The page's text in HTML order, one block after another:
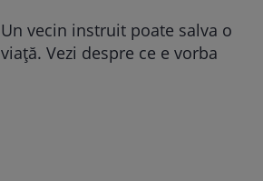
Un vecin instruit poate salva o
viață. Vezi despre ce e vorba